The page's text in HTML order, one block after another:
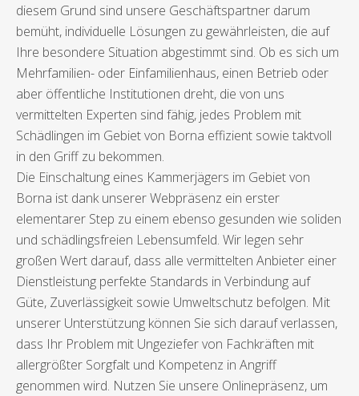
diesem Grund sind unsere Geschäftspartner darum
bemüht, individuelle Lösungen zu gewährleisten, die auf
Ihre besondere Situation abgestimmt sind. Ob es sich um
Mehrfamilien- oder Einfamilienhaus, einen Betrieb oder
aber öffentliche Institutionen dreht, die von uns
vermittelten Experten sind fähig, jedes Problem mit
Schädlingen im Gebiet von Borna effizient sowie taktvoll
in den Griff zu bekommen.
Die Einschaltung eines Kammerjägers im Gebiet von
Borna ist dank unserer Webpräsenz ein erster
elementarer Step zu einem ebenso gesunden wie soliden
und schädlingsfreien Lebensumfeld. Wir legen sehr
großen Wert darauf, dass alle vermittelten Anbieter einer
Dienstleistung perfekte Standards in Verbindung auf
Güte, Zuverlässigkeit sowie Umweltschutz befolgen. Mit
unserer Unterstützung können Sie sich darauf verlassen,
dass Ihr Problem mit Ungeziefer von Fachkräften mit
allergrößter Sorgfalt und Kompetenz in Angriff
genommen wird. Nutzen Sie unsere Onlinepräsenz, um